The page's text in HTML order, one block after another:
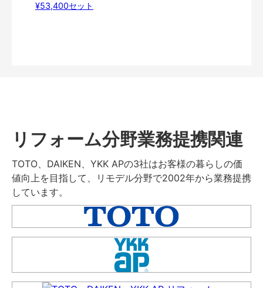
¥53,400セット
リフォーム分野業務提携関連
TOTO、DAIKEN、YKK APの3社はお客様の暮らしの価
値向上を目指して、リモデル分野で2002年から業務提携
しています。